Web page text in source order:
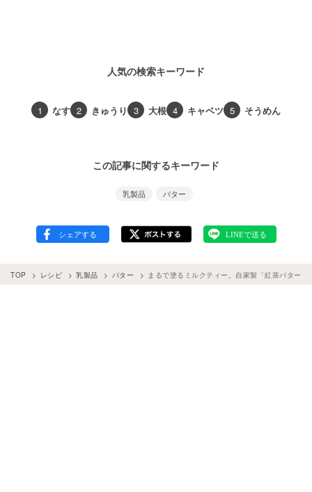
人気の検索キーワード
1 なす 2 きゅうり 3 大根 4 キャベツ 5 そうめん
この記事に関するキーワード
乳製品 バター
TOP レシピ 乳製品 バター まるで塗るミルクティー。自家製「紅茶バター」